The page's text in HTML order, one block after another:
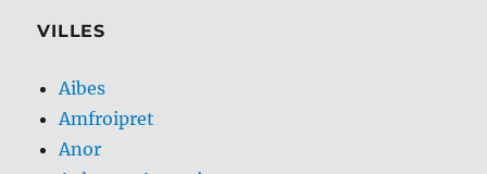
VILLES
Aibes
Amfroipret
Anor